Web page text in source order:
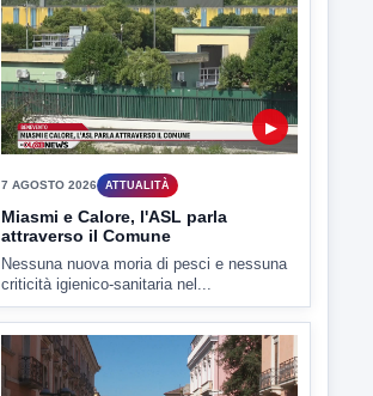
TUTTI I VIDEO
Miasmi e Calore, l'ASL parla
attraverso il Comune
Nessuna nuova moria di pesci e nessuna
criticità igienico-sanitaria nel...